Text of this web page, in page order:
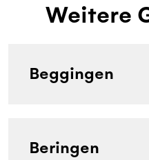
Weitere
Beggingen
Beringen